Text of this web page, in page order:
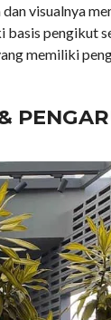
visualnya
basis pengikut
memiliki